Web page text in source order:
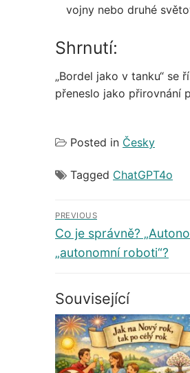
vojny nebo druhé
Shrnutí:
„Bordel jako v tanku“
přeneslo jako přirovnání
Posted in Česky
Tagged ChatGPT4o
Navigace
pro
příspěvek
PREVIOUS
Předchozí
příspěvek
Co je správně?
„autonomní roboti“?
Související